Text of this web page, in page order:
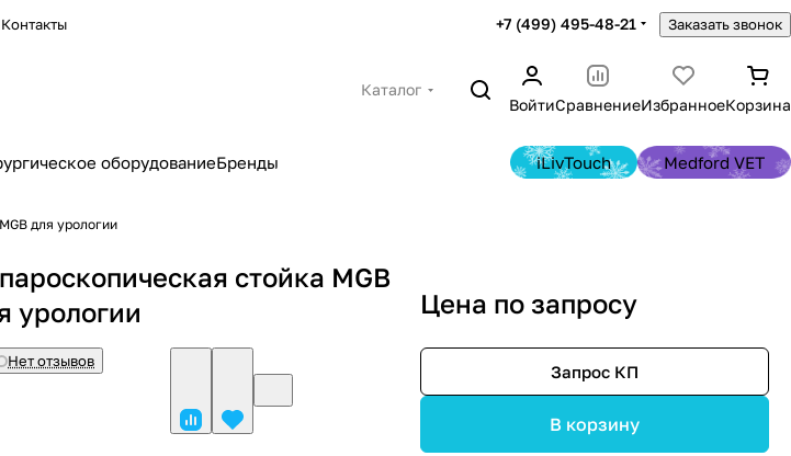
Контакты +7 (499) 495-48-21 Заказать звонок
Каталог
ВойтиСравнениеИзбранноеКорзина
оборудованиеБренды iLivTouch Medford VET
для урологии
стойка MGB
урологии
Нет отзывов
Цена по запросу
Запрос КП
В корзину